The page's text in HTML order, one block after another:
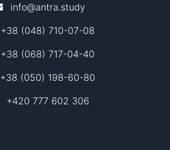
info@antra.study
+38 (048) 710-07-08
+38 (068) 717-04-40
+38 (050) 198-60-80
+420 777 602 306